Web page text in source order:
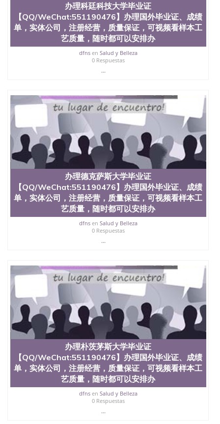
办理科廷科技大学毕业证
【QQ/WeChat:551190476】办理国外毕业证、成绩
单，实体公司，注册经营，质量保证，可视频看样本工
艺质量，随时都可以安排办
dfnsen Salud y Belleza
0 Respuestas
...
办理德克萨斯大学毕业证
【QQ/WeChat:551190476】办理国外毕业证、成绩
单，实体公司，注册经营，质量保证，可视频看样本工
艺质量，随时都可以安排办
dfnsen Salud y Belleza
0 Respuestas
...
办理朴茨茅斯大学毕业证
【QQ/WeChat:551190476】办理国外毕业证、成绩
单，实体公司，注册经营，质量保证，可视频看样本工
艺质量，随时都可以安排办
dfnsen Salud y Belleza
0 Respuestas
...